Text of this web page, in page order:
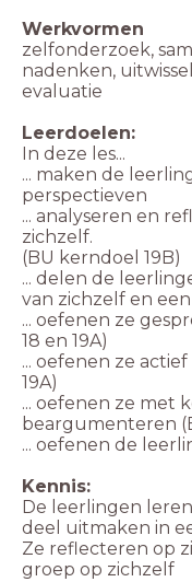
Werkvormen
zelfonderzoek,
nadenken,
evaluatie
Leerdoelen:
In deze les...
... maken de
perspectieven
... analyseren en
zichzelf.
(BU kerndoel 19B)
... delen de
van zichzelf en
... oefenen ze
18 en 19A)
... oefenen ze
19A)
... oefenen ze met
beargumenteren
... oefenen de
Kennis:
De leerlingen
deel uitmaken in
Ze reflecteren op
groep op zichzelf